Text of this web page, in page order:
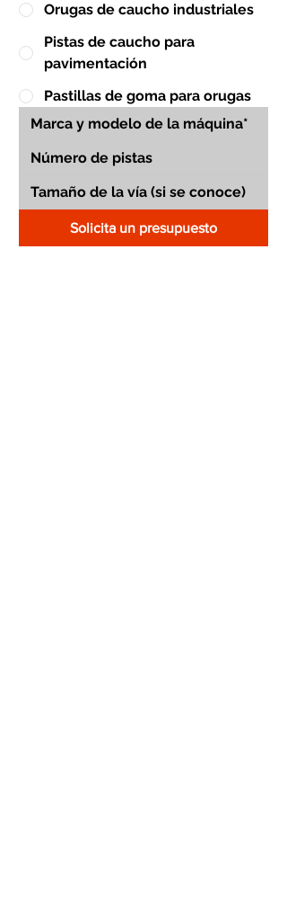
Orugas de caucho industriales
Pistas de caucho para
pavimentación
Pastillas de goma para orugas
Solicita un presupuesto